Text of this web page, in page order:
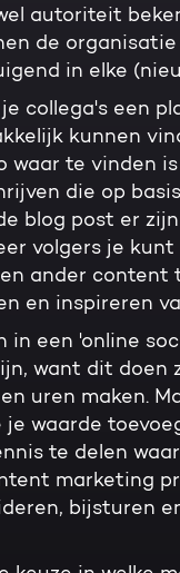
autoriteit
de
in elke
collega's een
kunnen
te vinden
die op
blog post er
volgers je kunt
ander content
en inspireren
in een 'online
want dit doen
uren maken.
waarde
te delen
marketing
bijsturen